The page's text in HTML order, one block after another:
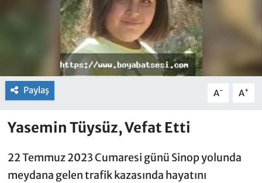
Paylaş A- A+
Yasemin Tüysüz, Vefat Etti
22 Temmuz 2023 Cumaresi günü Sinop yolunda
meydana gelen trafik kazasında hayatını